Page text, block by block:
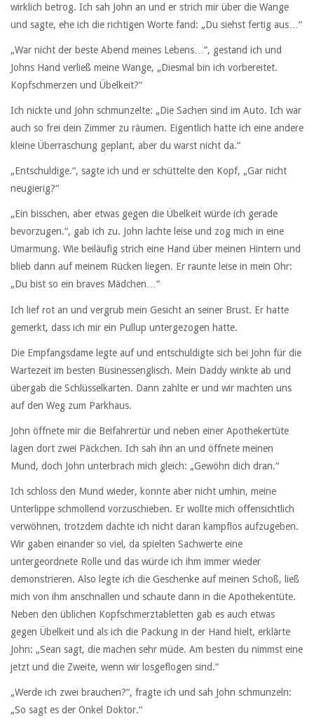
wirklich betrog. Ich sah John an und er strich mir über die Wange
und sagte, ehe ich die richtigen Worte fand: „Du siehst fertig aus…“
„War nicht der beste Abend meines Lebens…“, gestand ich und
Johns Hand verließ meine Wange, „Diesmal bin ich vorbereitet.
Kopfschmerzen und Übelkeit?“
Ich nickte und John schmunzelte: „Die Sachen sind im Auto. Ich war
auch so frei dein Zimmer zu räumen. Eigentlich hatte ich eine andere
kleine Überraschung geplant, aber du warst nicht da.“
„Entschuldige.“, sagte ich und er schüttelte den Kopf, „Gar nicht
neugierig?“
„Ein bisschen, aber etwas gegen die Übelkeit würde ich gerade
bevorzugen.“, gab ich zu. John lachte leise und zog mich in eine
Umarmung. Wie beiläufig strich eine Hand über meinen Hintern und
blieb dann auf meinem Rücken liegen. Er raunte leise in mein Ohr:
„Du bist so ein braves Mädchen…“
Ich lief rot an und vergrub mein Gesicht an seiner Brust. Er hatte
gemerkt, dass ich mir ein Pullup untergezogen hatte.
Die Empfangsdame legte auf und entschuldigte sich bei John für die
Wartezeit im besten Businessenglisch. Mein Daddy winkte ab und
übergab die Schlüsselkarten. Dann zahlte er und wir machten uns
auf den Weg zum Parkhaus.
John öffnete mir die Beifahrertür und neben einer Apothekertüte
lagen dort zwei Päckchen. Ich sah ihn an und öffnete meinen
Mund, doch John unterbrach mich gleich: „Gewöhn dich dran.“
Ich schloss den Mund wieder, konnte aber nicht umhin, meine
Unterlippe schmollend vorzuschieben. Er wollte mich offensichtlich
verwöhnen, trotzdem dachte ich nicht daran kampflos aufzugeben.
Wir gaben einander so viel, da spielten Sachwerte eine
untergeordnete Rolle und das würde ich ihm immer wieder
demonstrieren. Also legte ich die Geschenke auf meinen Schoß, ließ
mich von ihm anschnallen und schaute dann in die Apothekentüte.
Neben den üblichen Kopfschmerztabletten gab es auch etwas
gegen Übelkeit und als ich die Packung in der Hand hielt, erklärte
John: „Sean sagt, die machen sehr müde. Am besten du nimmst eine
jetzt und die Zweite, wenn wir losgeflogen sind.“
„Werde ich zwei brauchen?“, fragte ich und sah John schmunzeln:
„So sagt es der Onkel Doktor.“